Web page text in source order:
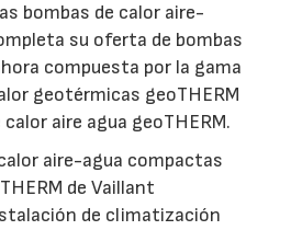
bombas de calor aire-
su oferta de bombas
compuesta por la gama
geotérmicas geoTHERM
aire agua geoTHERM.
aire-agua compactas
de Vaillant
de climatización